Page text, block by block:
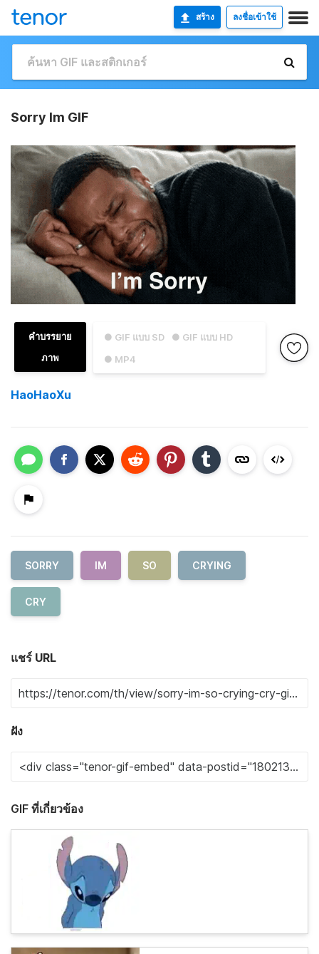
สร้าง ลงชื่อเข้าใช้
Sorry Im GIF
● GIF แบบ SD
● GIF แบบ HD
● MP4
คำบรรยาย
ภาพ
HaoHaoXu
SORRY IM SO CRYING
CRY
แชร์ URL
ฝัง
GIF ที่เกี่ยวข้อง